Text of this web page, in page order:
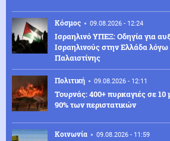
Κόσμος 09.08.2026 - 12:24
Ισραηλινό ΥΠΕΞ: Οδηγία για
Ισραηλινούς στην Ελλάδα
Παλαιστίνης
Πολιτική 09.08.2026 - 12:11
Τουρνάς: 400+ πυρκαγιές σε
90% των περιστατικών
Κοινωνία 09.08.2026 - 11:59